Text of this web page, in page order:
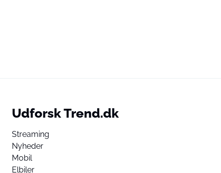
Udforsk Trend.dk
Streaming
Nyheder
Mobil
Elbiler